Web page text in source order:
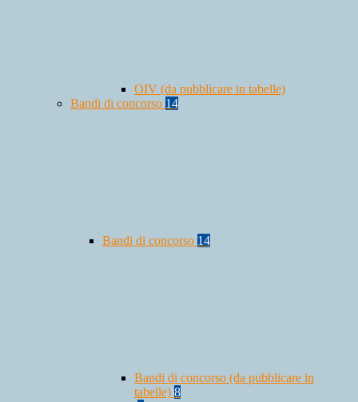
OIV (da pubblicare in tabelle)
Bandi di concorso 14
Bandi di concorso 14
Bandi di concorso (da pubblicare in
tabelle) 8